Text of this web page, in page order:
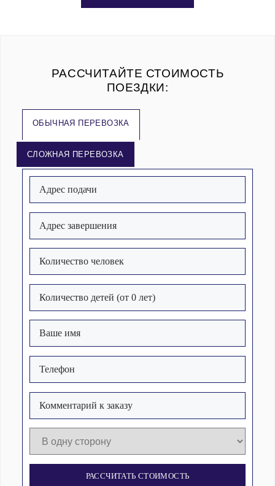
РАССЧИТАЙТЕ СТОИМОСТЬ
ПОЕЗДКИ:
ОБЫЧНАЯ ПЕРЕВОЗКА
СЛОЖНАЯ ПЕРЕВОЗКА
РАССЧИТАТЬ СТОИМОСТЬ